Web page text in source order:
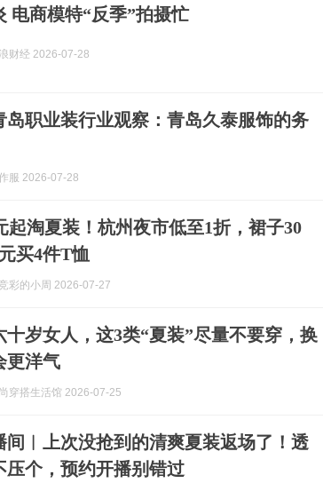
电商模特“反季”拍摄忙
财经 2026-07-28
岛职业装行业观察：青岛久泰服饰的务
服 2026-07-28
起淘夏装！杭州夜市低至1折，裙子30
买4件T恤
彩的小周 2026-07-27
十岁女人，这3类“夏装”尽量不要穿，换
更洋气
穿搭生活馆 2026-07-25
间︱上次没抢到的清爽夏装返场了！透
压个，预约开播别错过